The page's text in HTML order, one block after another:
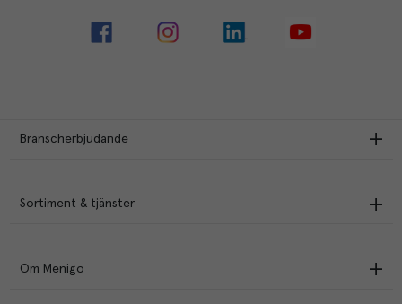
Branscherbjudande
Sortiment & tjänster
Om Menigo